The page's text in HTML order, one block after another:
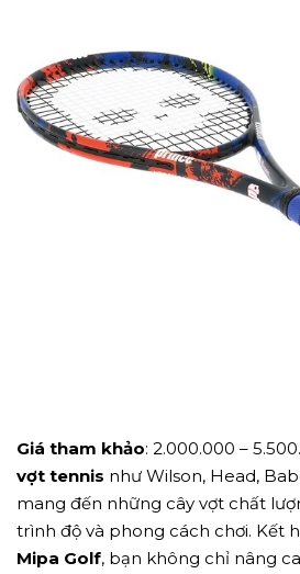
Giá tham khảo: 2.000.000 –
vợt tennis như Wilson, Head,
mang đến những cây vợt chất
trình độ và phong cách chơi. Kết
Mipa Golf, bạn không chỉ nâng